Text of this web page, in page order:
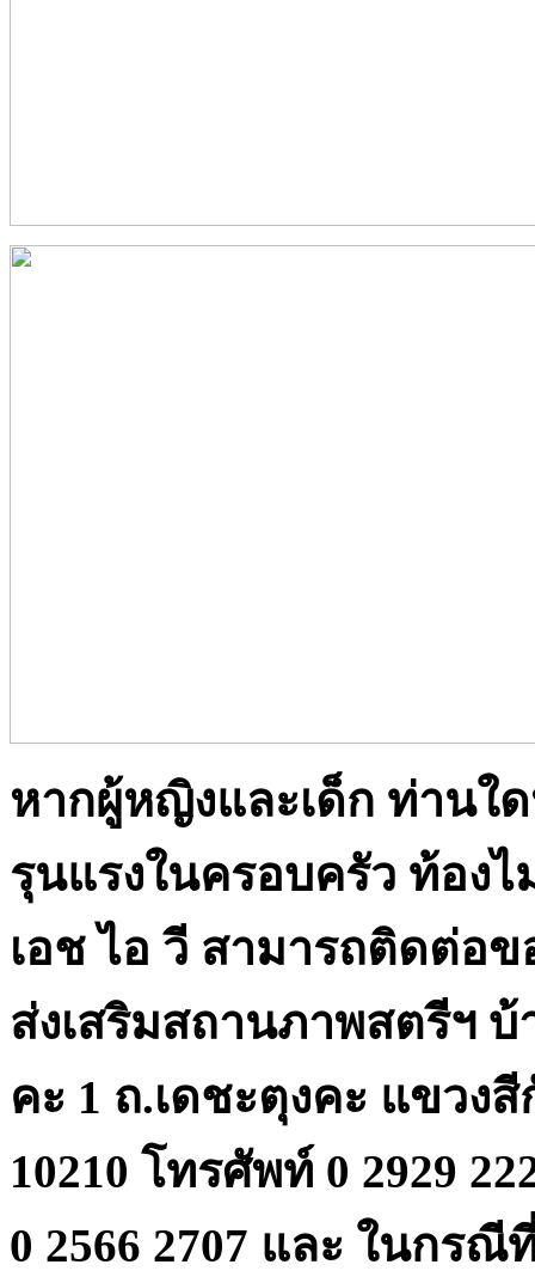
หากผู้หญิงและเด็ก ท่านใ
รุนแรงในครอบครัว ท้อง
เอช ไอ วี สามารถติดต่อ
ส่งเสริมสถานภาพสตรีฯ
คะ 1 ถ.เดชะตุงคะ แขวง
10210 โทรศัพท์ 0 2929
0 2566 2707 และ ในกร